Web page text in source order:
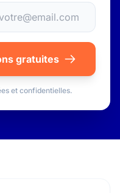
gratuites
et confidentielles.